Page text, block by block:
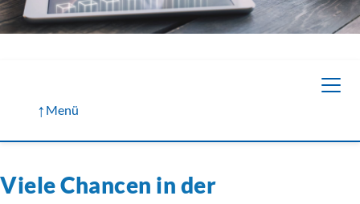
↑ Menü
Viele Chancen in der